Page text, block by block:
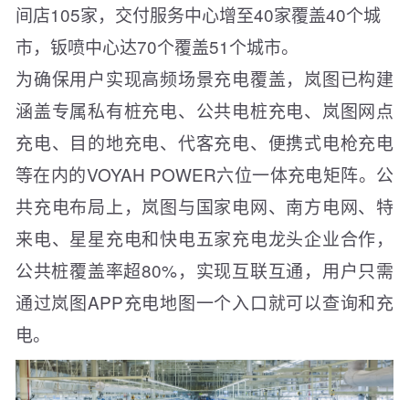
间店105家，交付服务中心增至40家覆盖40个城
市，钣喷中心达70个覆盖51个城市。
为确保用户实现高频场景充电覆盖，岚图已构建
涵盖专属私有桩充电、公共电桩充电、岚图网点
充电、目的地充电、代客充电、便携式电枪充电
等在内的VOYAH POWER六位一体充电矩阵。公
共充电布局上，岚图与国家电网、南方电网、特
来电、星星充电和快电五家充电龙头企业合作，
公共桩覆盖率超80%，实现互联互通，用户只需
通过岚图APP充电地图一个入口就可以查询和充
电。